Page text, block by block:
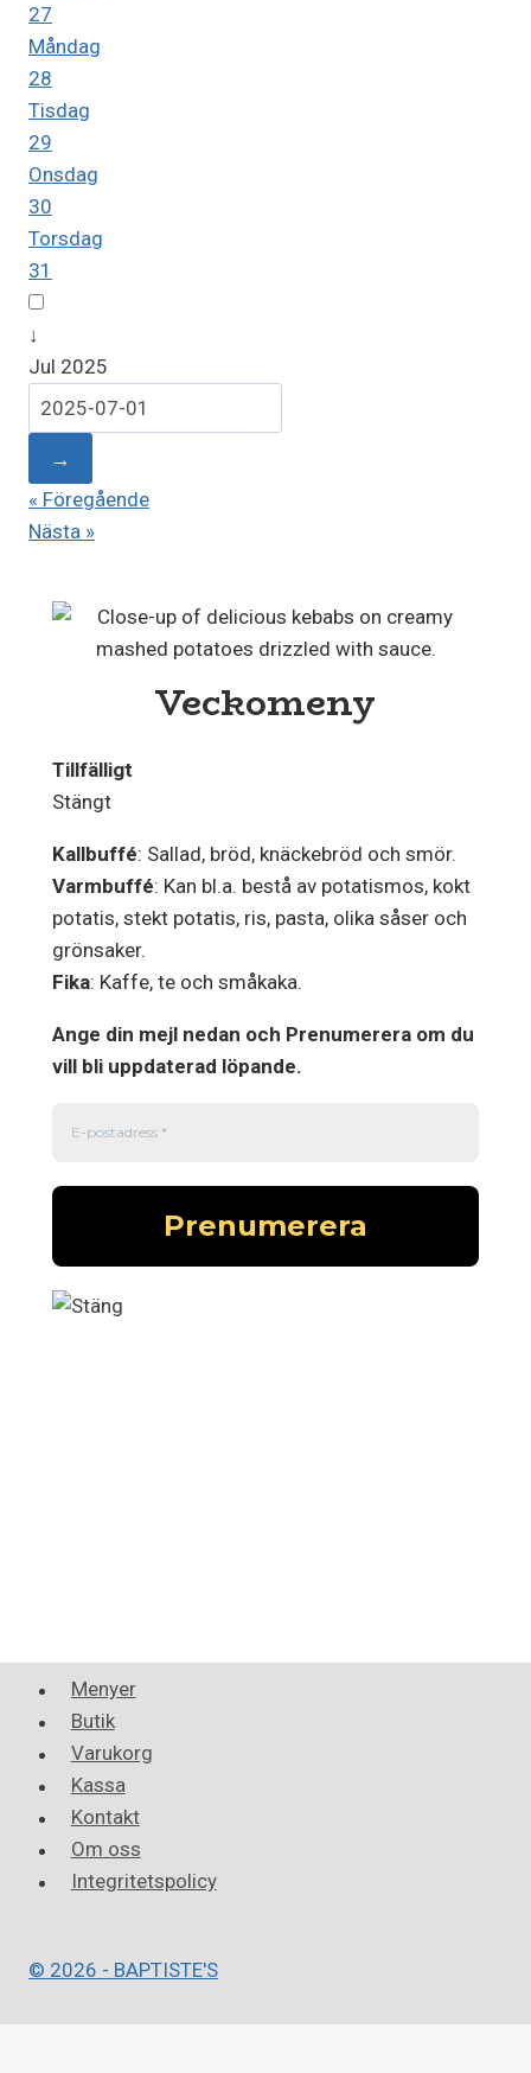
27
Måndag
28
Tisdag
29
Onsdag
30
Torsdag
31
↓
Jul 2025
→
« Föregående
Nästa »
Veckomeny
Tillfälligt
Stängt
Kallbuffé: Sallad, bröd, knäckebröd och smör.
Varmbuffé: Kan bl.a. bestå av potatismos, kokt
potatis, stekt potatis, ris, pasta, olika såser och
grönsaker.
Fika: Kaffe, te och småkaka.
Ange din mejl nedan och Prenumerera om du
vill bli uppdaterad löpande.
Menyer
Butik
Varukorg
Kassa
Kontakt
Om oss
Integritetspolicy
© 2026 - BAPTISTE'S